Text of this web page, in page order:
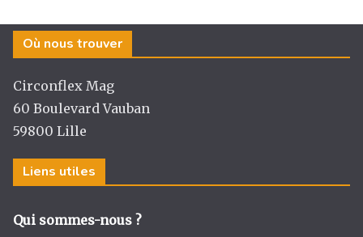
Où nous trouver
Circonflex Mag
60 Boulevard Vauban
59800 Lille
Liens utiles
Qui sommes-nous ?